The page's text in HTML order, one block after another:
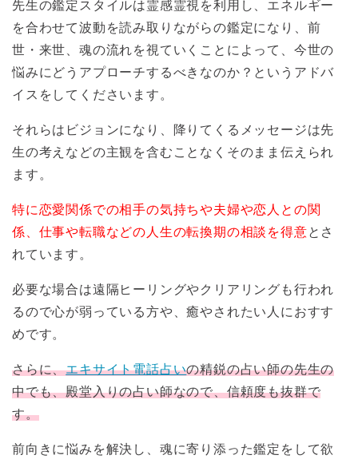
先生の鑑定スタイルは霊感霊視を利用し、エネルギー
を合わせて波動を読み取りながらの鑑定になり、前
世・来世、魂の流れを視ていくことによって、今世の
悩みにどうアプローチするべきなのか？というアドバ
イスをしてくださいます。
それらはビジョンになり、降りてくるメッセージは先
生の考えなどの主観を含むことなくそのまま伝えられ
ます。
特に恋愛関係での相手の気持ちや夫婦や恋人との関
係、仕事や転職などの人生の転換期の相談を得意とさ
れています。
必要な場合は遠隔ヒーリングやクリアリングも行われ
るので心が弱っている方や、癒やされたい人におすす
めです。
さらに、エキサイト電話占いの精鋭の占い師の先生の
中でも、殿堂入りの占い師なので、信頼度も抜群で
す。
前向きに悩みを解決し、魂に寄り添った鑑定をして欲